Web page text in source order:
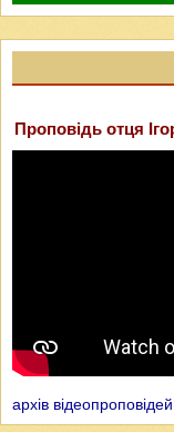
Проповідь отця
архів відеопроповідей